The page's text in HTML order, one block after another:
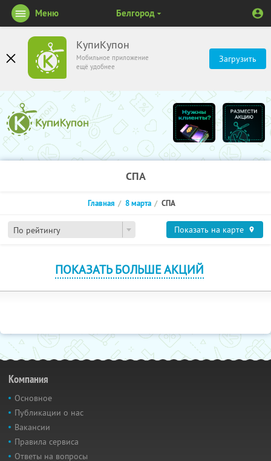
КупиКупон
Мобильное приложение
ещё удобнее
Загрузить
Меню Белгород
СПА
По рейтингу
Главная 8 марта СПА
Показать на карте
ПОКАЗАТЬ БОЛЬШЕ АКЦИЙ
Компания
Основное
Публикации о нас
Вакансии
Правила сервиса
Ответы на вопросы